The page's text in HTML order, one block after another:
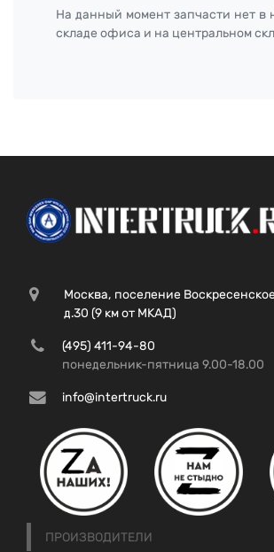
На данный момент запчасти нет в
складе офиса и на центральном
Москва, поселение
д.30 (9 км от МКАД)
(495) 411-94-80
понедельник-пятница 9.00-18.00
info@intertruck.ru
ПРОИЗВОДИТЕЛИ